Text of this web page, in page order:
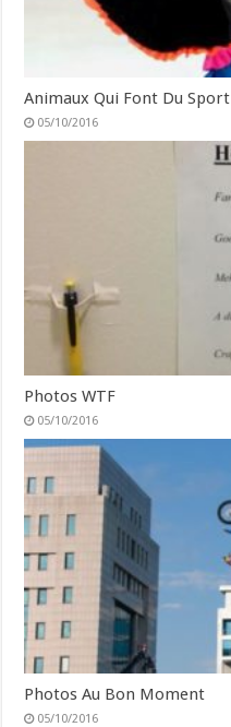
Animaux Qui Font Du Sport
05/10/2016
Photos WTF
05/10/2016
Photos Au Bon Moment
05/10/2016